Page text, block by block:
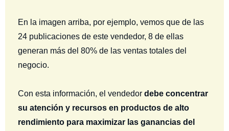
En la imagen arriba, por ejemplo, vemos que de las
24 publicaciones de este vendedor, 8 de ellas
generan más del 80% de las ventas totales del
negocio.
Con esta información, el vendedor debe concentrar
su atención y recursos en productos de alto
rendimiento para maximizar las ganancias del